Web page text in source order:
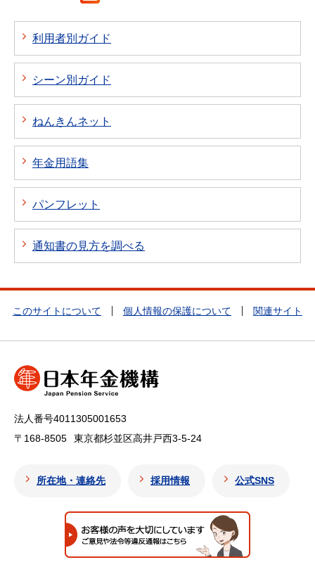
利用者別ガイド
シーン別ガイド
ねんきんネット
年金用語集
パンフレット
通知書の見方を調べる
このサイトについて 個人情報の保護について 関連サイト
法人番号4011305001653
〒168-8505
東京都杉並区高井戸西3-5-24
所在地・連絡先 採用情報 公式SNS